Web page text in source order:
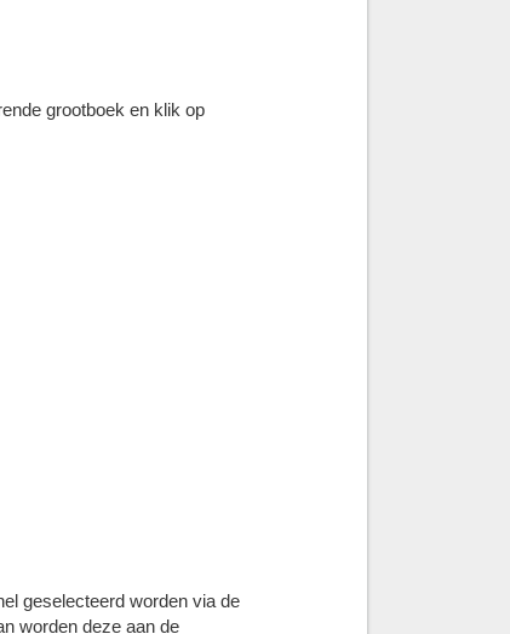
grootboek en klik op
geselecteerd worden via de
worden deze aan de